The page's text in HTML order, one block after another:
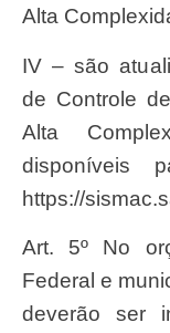
Alta
IV – são atualizados diariamente no Sistema
de Controle
Alta
disponíveis
https://
Art. 5º No orçamento dos estados, Distrito
Federal e
deverão ser